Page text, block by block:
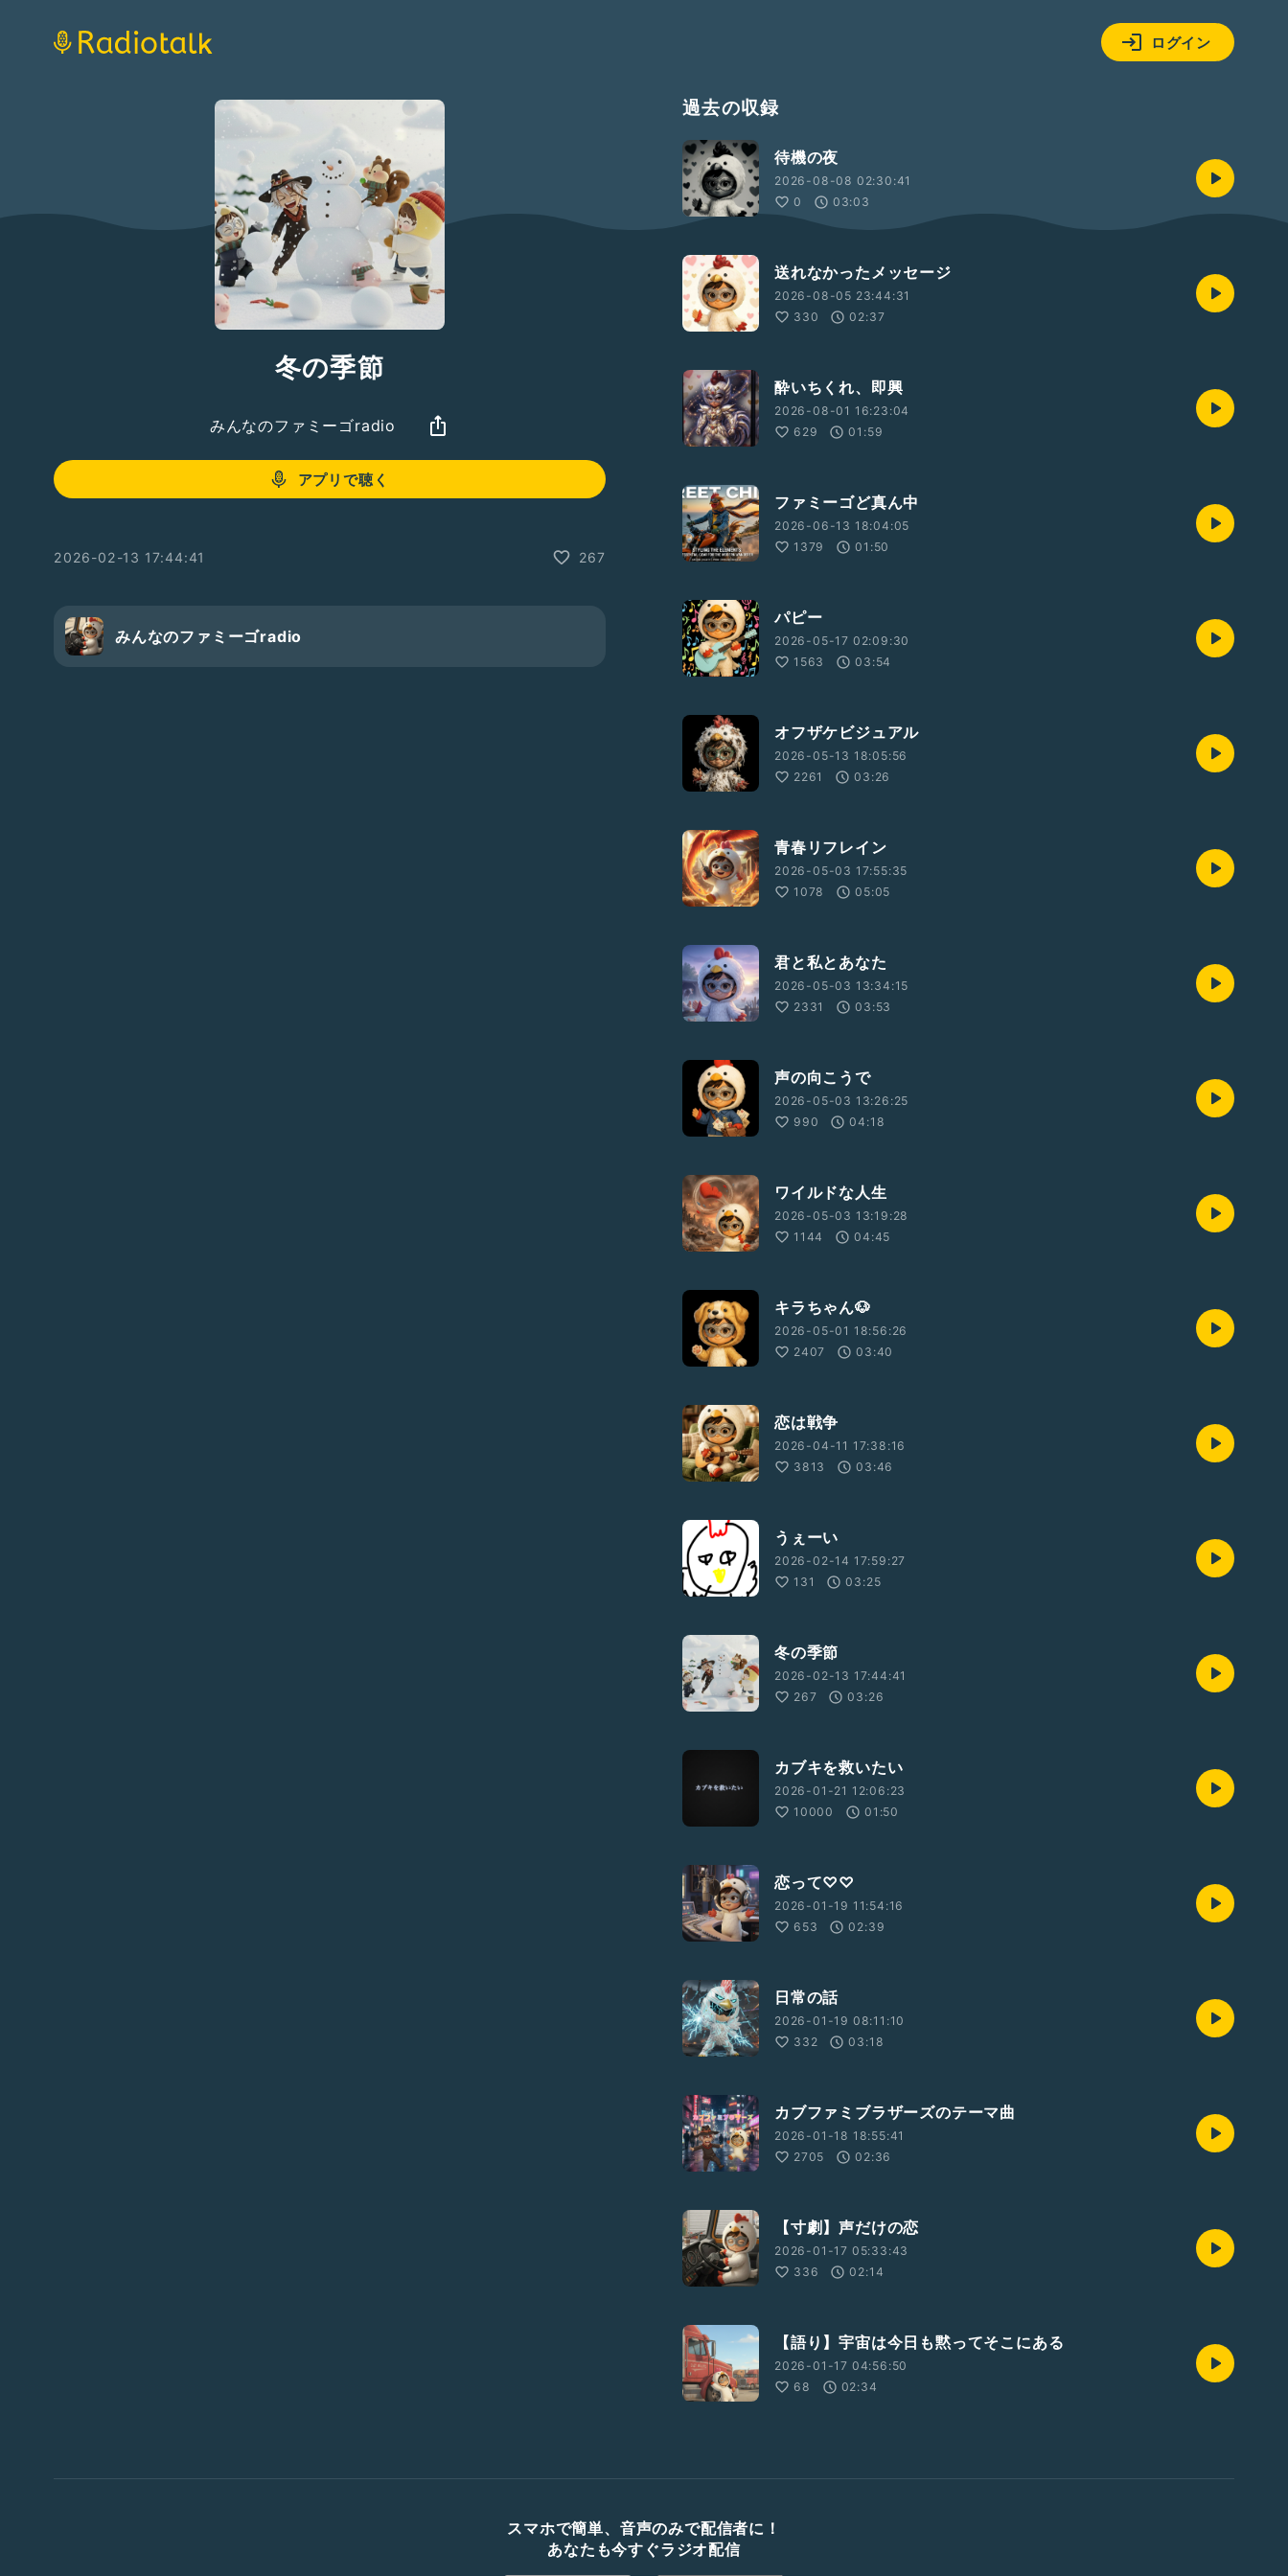
ログイン
冬の季節
みんなのファミーゴradio
アプリで聴く
2026-02-13 17:44:41 267
みんなのファミーゴradio
過去の収録
待機の夜
2026-08-08 02:30:41
0
03:03
送れなかったメッセージ
2026-08-05 23:44:31
330
02:37
酔いちくれ、即興
2026-08-01 16:23:04
629
01:59
ファミーゴど真ん中
2026-06-13 18:04:05
1379
01:50
パピー
2026-05-17 02:09:30
1563
03:54
オフザケビジュアル
2026-05-13 18:05:56
2261
03:26
青春リフレイン
2026-05-03 17:55:35
1078
05:05
君と私とあなた
2026-05-03 13:34:15
2331
03:53
声の向こうで
2026-05-03 13:26:25
990
04:18
ワイルドな人生
2026-05-03 13:19:28
1144
04:45
キラちゃん🐶
2026-05-01 18:56:26
2407
03:40
恋は戦争
2026-04-11 17:38:16
3813
03:46
うぇーい
2026-02-14 17:59:27
131
03:25
冬の季節
2026-02-13 17:44:41
267
03:26
カブキを救いたい
2026-01-21 12:06:23
10000
01:50
恋って♡♡
2026-01-19 11:54:16
653
02:39
日常の話
2026-01-19 08:11:10
332
03:18
カブファミブラザーズのテーマ曲
2026-01-18 18:55:41
2705
02:36
【寸劇】声だけの恋
2026-01-17 05:33:43
336
02:14
【語り】宇宙は今日も黙ってそこにある
2026-01-17 04:56:50
68
02:34
スマホで簡単、音声のみで配信者に！
あなたも今すぐラジオ配信